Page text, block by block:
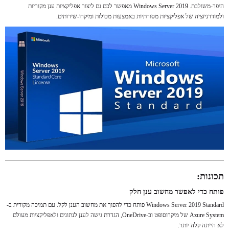
היפר-משולבת. Windows Server 2019 מאפשר לכם גם ליצור אפליקציות ענן מקוריות
ולמודרניזציה של אפליקציות מסורתיות באמצעות מכולות ומיקרו-שירותים.
תכונות:
פותח כדי לאפשר מחשוב ענן חלק
Windows Server 2019 Standard פותח כדי להפוך את מחשוב הענן לקל. עם תמיכה מקורית ב-
Azure System של מיקרוסופט וב-OneDrive, הגדרת גישה לענן לנתונים ולאפליקציות מעולם
לא הייתה קלה יותר.